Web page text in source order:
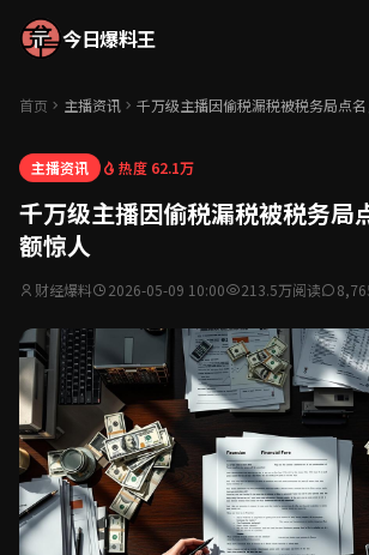
今日爆料王
首页 主播资讯 千万级主播因偷税漏税被税务局点
主播资讯 热度 62.1万
千万级主播因偷税漏税被税务局
额惊人
财经爆料 2026-05-09 10:00 213.5万阅读